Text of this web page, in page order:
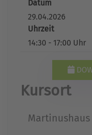
Datum
29.04.2026
Uhrzeit
14:30 - 17:00 Uhr
Kursort
Martinushaus